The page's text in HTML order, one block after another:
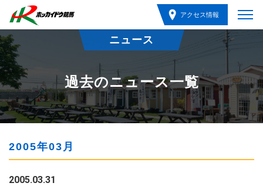
アクセス情報
ニュース
過去のニュース一覧
2005年03月
2005.03.31